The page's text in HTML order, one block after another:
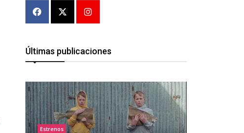
Últimas publicaciones
Estrenos